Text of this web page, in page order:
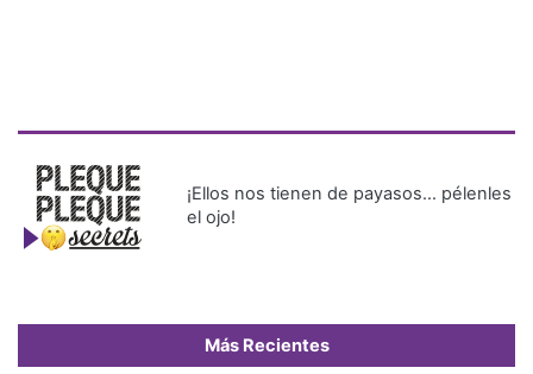
¡Ellos nos tienen de payasos… pélenles
el ojo!
Más Recientes